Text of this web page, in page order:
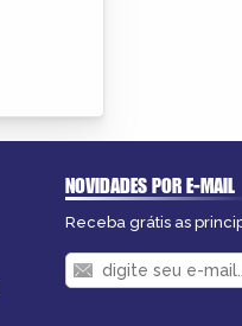
NOVIDADES POR E-MAIL
Receba grátis as